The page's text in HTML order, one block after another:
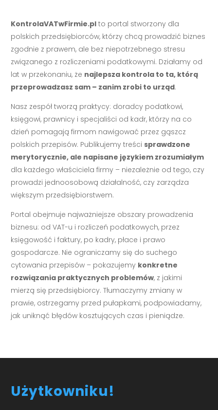
KontrolaVATwFirmie.pl to portal stworzony dla
polskich przedsiębiorców, którzy chcą prowadzić biznes
zgodnie z prawem, ale bez niepotrzebnego stresu
związanego z rozliczeniami podatkowymi. Działamy od
lat w przekonaniu, że najlepsza kontrola to ta, którą
przeprowadzasz sam – zanim zrobi to urząd.
Nasz zespół tworzą praktycy: doradcy podatkowi,
księgowi, prawnicy i specjaliści od kadr, którzy na co
dzień pomagają firmom nawigować przez gąszcz
polskich przepisów. Publikujemy treści sprawdzone
merytorycznie, ale napisane językiem zrozumiałym
dla każdego właściciela firmy – niezależnie od tego, czy
prowadzi jednoosobową działalność, czy zarządza
większym przedsiębiorstwem.
Portal obejmuje najważniejsze obszary prowadzenia
biznesu: od VAT-u i rozliczeń podatkowych, przez
księgowość i faktury, po kadry, płace i prawo
gospodarcze. Nie ograniczamy się do suchego
cytowania przepisów – pokazujemy konkretne
rozwiązania praktycznych problemów, z jakimi
mierzą się przedsiębiorcy. Tłumaczymy zmiany w
prawie, ostrzegamy przed pułapkami, podpowiadamy,
jak uniknąć błędów kosztujących czas i pieniądze.
Użytkowniku!